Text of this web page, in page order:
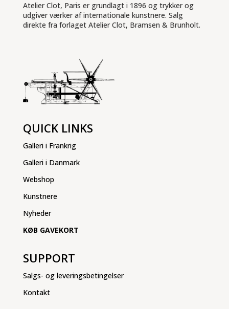
Atelier Clot, Paris er grundlagt i 1896 og trykker og
udgiver værker af internationale kunstnere. Salg
direkte fra forlaget Atelier Clot, Bramsen & Brunholt.
QUICK LINKS
Galleri i Frankrig
Galleri i Danmark
Webshop
Kunstnere
Nyheder
KØB GAVEKORT
SUPPORT
Salgs- og leveringsbetingelser
Kontakt